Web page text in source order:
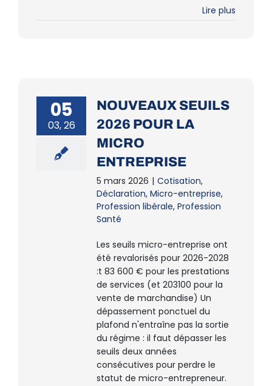
Lire plus
05
03, 26
NOUVEAUX SEUILS
2026 POUR LA
MICRO
ENTREPRISE
5 mars 2026 | Cotisation,
Déclaration, Micro-entreprise,
Profession libérale, Profession
Santé
Les seuils micro-entreprise ont
été revalorisés pour 2026-2028
:t 83 600 € pour les prestations
de services (et 203100 pour la
vente de marchandise) Un
dépassement ponctuel du
plafond n'entraîne pas la sortie
du régime : il faut dépasser les
seuils deux années
consécutives pour perdre le
statut de micro-entrepreneur.